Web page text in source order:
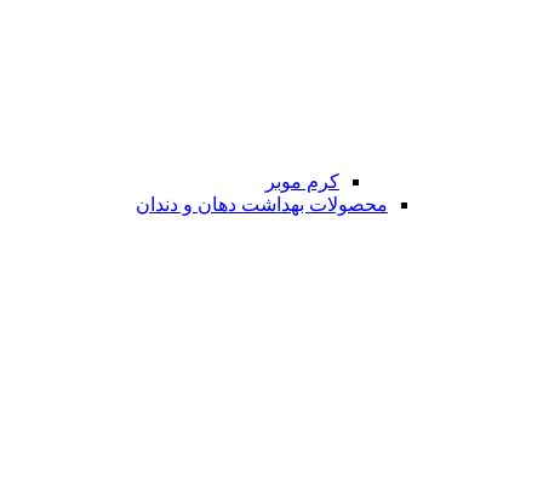
کرم موبر
محصولات بهداشت دهان و دندان